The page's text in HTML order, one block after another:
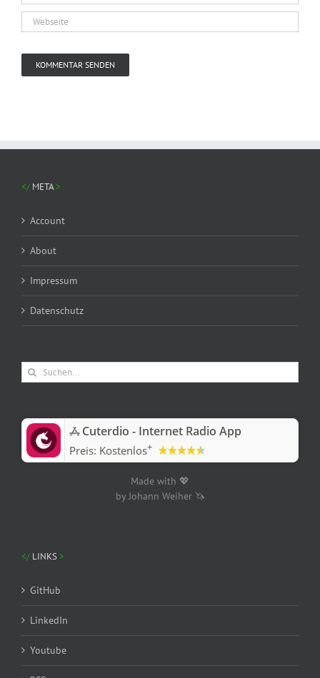
META
Account
About
Impressum
Datenschutz
Suche
nach:
‎Cuterdio - Internet Radio App
Preis: Kostenlos+
Made with 💖
by Johann Weiher 🦄
LINKS
GitHub
LinkedIn
Youtube